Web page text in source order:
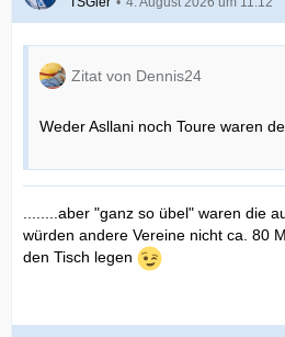
Zitat von Dennis24
Weder Asllani noch Toure waren
........aber "ganz so übel" waren die
würden andere Vereine nicht ca. 80
den Tisch legen